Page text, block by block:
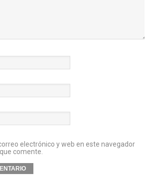
electrónico y web en este navegador
comente.